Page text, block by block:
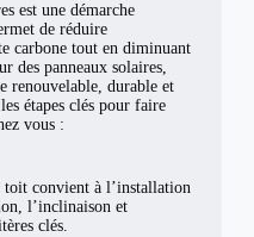
est une démarche
de réduire
carbone tout en diminuant
des panneaux solaires,
renouvelable, durable et
étapes clés pour faire
vous :
convient à l’installation
l’inclinaison et
clés.